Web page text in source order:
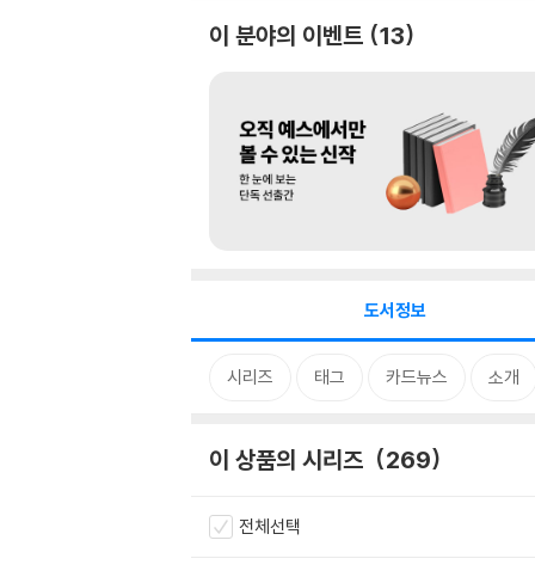
이 분야의 이벤트 13
도서정보
시리즈 태그 카드뉴스 소개
이 상품의 시리즈 269
전체선택